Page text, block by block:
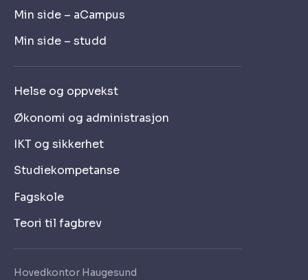
Hovedkontor Haugesund
Min side – aCampus
Min side – studd
Helse og oppvekst
Økonomi og administrasjon
IKT og sikkerhet
Studiekompetanse
Fagskole
Teori til fagbrev